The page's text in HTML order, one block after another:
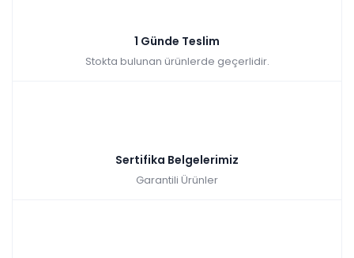
1 Günde Teslim
Stokta bulunan ürünlerde geçerlidir.
Sertifika Belgelerimiz
Garantili Ürünler